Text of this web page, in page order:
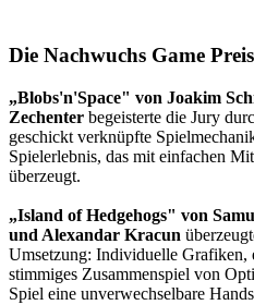
Die Nachwuchs Game
„Blobs'n'Space" von Joakim
Zechenter begeisterte die Jury
geschickt verknüpfte
Spielerlebnis, das mit einfachen
überzeugt.
„Island of Hedgehogs" von
und Alexandar Kracun
Umsetzung: Individuelle Grafiken,
stimmiges Zusammenspiel von
Spiel eine unverwechselbare